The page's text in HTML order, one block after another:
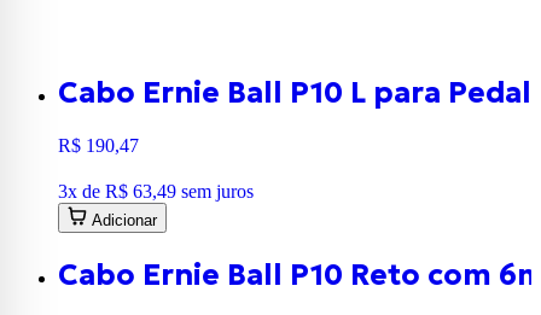
Cabo Ernie Ball P10 L para
R$ 190,47
3x de R$ 63,49 sem juros
Adicionar
Cabo Ernie Ball P10 Reto com